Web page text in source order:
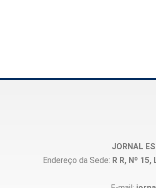
JORNAL
Endereço da Sede: R R, Nº 15,